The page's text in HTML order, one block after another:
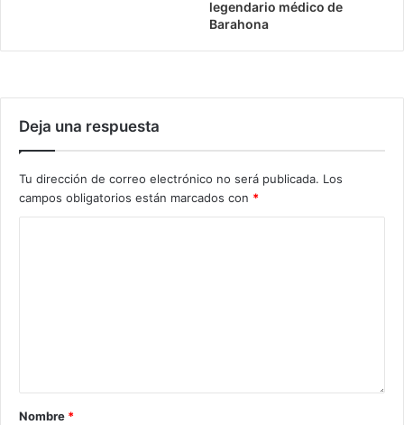
legendario médico de
Barahona
Deja una respuesta
Tu dirección de correo electrónico no será publicada. Los
campos obligatorios están marcados con *
Nombre *